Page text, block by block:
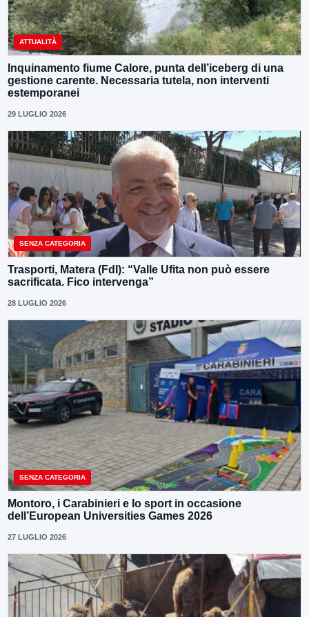
ATTUALITÀ
Inquinamento fiume Calore, punta dell’iceberg di una
gestione carente. Necessaria tutela, non interventi
estemporanei
29 LUGLIO 2026
SENZA CATEGORIA
Trasporti, Matera (FdI): “Valle Ufita non può essere
sacrificata. Fico intervenga”
28 LUGLIO 2026
SENZA CATEGORIA
Montoro, i Carabinieri e lo sport in occasione
dell’European Universities Games 2026
27 LUGLIO 2026